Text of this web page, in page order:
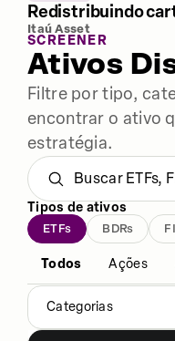
Redistribuindo
Itaú Asset
SCREENER
Ativos
Filtre por tipo,
encontrar o ativo
estratégia.
Tipos de ativos
ETFs BDRs
Todos Ações
Categorias